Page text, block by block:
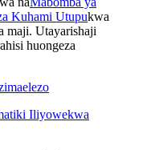
Kuhami Utupukwa
maji. Utayarishaji
huongeza
maelezo